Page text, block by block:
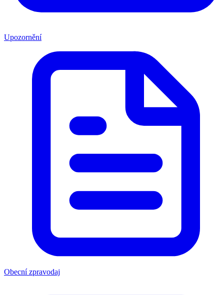
Upozornění
Obecní zpravodaj